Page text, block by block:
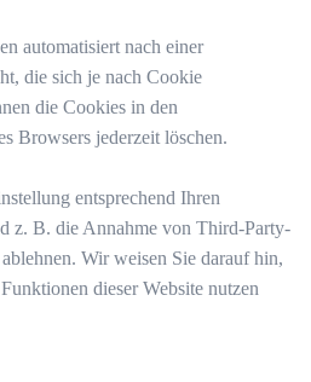
automatisiert nach einer
die sich je nach Cookie
die Cookies in den
Browsers jederzeit löschen.
entsprechend Ihren
z. B. die Annahme von Third-Party-
Wir weisen Sie darauf hin,
dieser Website nutzen